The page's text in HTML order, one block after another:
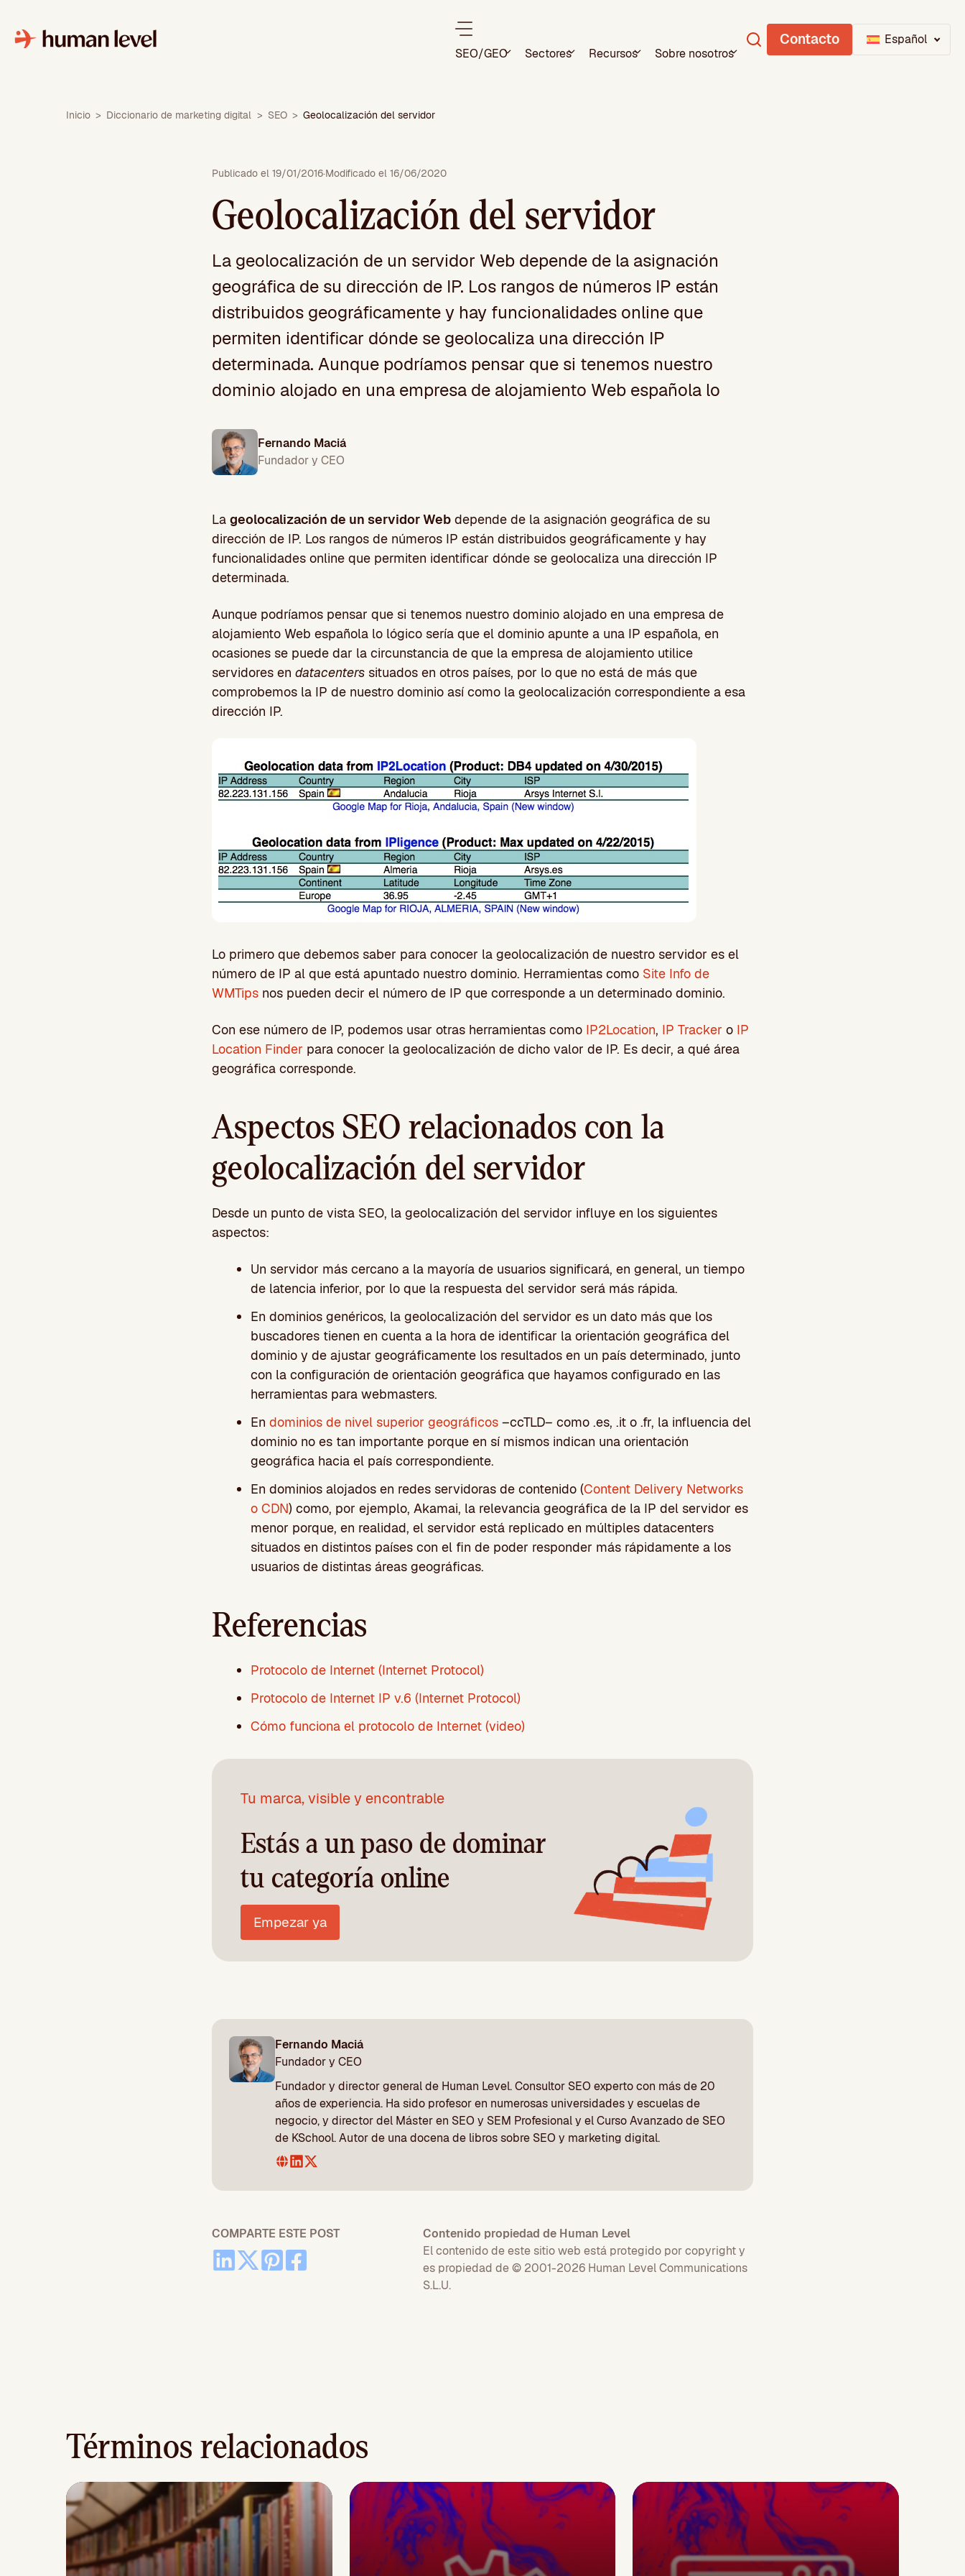
contenido
SEO/GEO Sectores Recursos Sobre nosotros
Contacto Español
Inicio > Diccionario de marketing digital > SEO > Geolocalización del servidor
Publicado el 19/01/2016·Modificado el 16/06/2020
Geolocalización del servidor
La geolocalización de un servidor Web depende de la asignación
geográfica de su dirección de IP. Los rangos de números IP están
distribuidos geográficamente y hay funcionalidades online que
permiten identificar dónde se geolocaliza una dirección IP
determinada. Aunque podríamos pensar que si tenemos nuestro
dominio alojado en una empresa de alojamiento Web española lo
Fernando Maciá
Fundador y CEO
La geolocalización de un servidor Web depende de la asignación geográfica de su
dirección de IP. Los rangos de números IP están distribuidos geográficamente y hay
funcionalidades online que permiten identificar dónde se geolocaliza una dirección IP
determinada.
Aunque podríamos pensar que si tenemos nuestro dominio alojado en una empresa de
alojamiento Web española lo lógico sería que el dominio apunte a una IP española, en
ocasiones se puede dar la circunstancia de que la empresa de alojamiento utilice
servidores en datacenters situados en otros países, por lo que no está de más que
comprobemos la IP de nuestro dominio así como la geolocalización correspondiente a esa
dirección IP.
Lo primero que debemos saber para conocer la geolocalización de nuestro servidor es el
número de IP al que está apuntado nuestro dominio. Herramientas como Site Info de
WMTips nos pueden decir el número de IP que corresponde a un determinado dominio.
Con ese número de IP, podemos usar otras herramientas como IP2Location, IP Tracker o IP
Location Finder para conocer la geolocalización de dicho valor de IP. Es decir, a qué área
geográfica corresponde.
Aspectos SEO relacionados con la
geolocalización del servidor
Desde un punto de vista SEO, la geolocalización del servidor influye en los siguientes
aspectos:
Un servidor más cercano a la mayoría de usuarios significará, en general, un tiempo
de latencia inferior, por lo que la respuesta del servidor será más rápida.
En dominios genéricos, la geolocalización del servidor es un dato más que los
buscadores tienen en cuenta a la hora de identificar la orientación geográfica del
dominio y de ajustar geográficamente los resultados en un país determinado, junto
con la configuración de orientación geográfica que hayamos configurado en las
herramientas para webmasters.
En dominios de nivel superior geográficos –ccTLD– como .es, .it o .fr, la influencia del
dominio no es tan importante porque en sí mismos indican una orientación
geográfica hacia el país correspondiente.
En dominios alojados en redes servidoras de contenido (Content Delivery Networks
o CDN) como, por ejemplo, Akamai, la relevancia geográfica de la IP del servidor es
menor porque, en realidad, el servidor está replicado en múltiples datacenters
situados en distintos países con el fin de poder responder más rápidamente a los
usuarios de distintas áreas geográficas.
Referencias
Protocolo de Internet (Internet Protocol)
Protocolo de Internet IP v.6 (Internet Protocol)
Cómo funciona el protocolo de Internet (video)
Tu marca, visible y encontrable
Estás a un paso de dominar
tu categoría online
Empezar ya
Fernando Maciá
Fundador y CEO
Fundador y director general de Human Level. Consultor SEO experto con más de 20
años de experiencia. Ha sido profesor en numerosas universidades y escuelas de
negocio, y director del Máster en SEO y SEM Profesional y el Curso Avanzado de SEO
de KSchool. Autor de una docena de libros sobre SEO y marketing digital.
COMPARTE ESTE POST
Contenido propiedad de Human Level
El contenido de este sitio web está protegido por copyright y
es propiedad de © 2001-2026 Human Level Communications
S.L.U.
Términos relacionados